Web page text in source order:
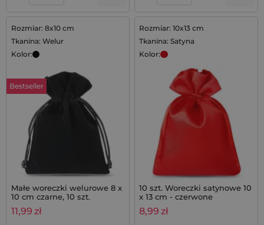
Rozmiar: 8x10 cm
Tkanina: Welur
Kolor:
Bestseller
Małe woreczki welurowe 8 x
10 cm czarne, 10 szt.
11,99 zł
Rozmiar: 10x13 cm
Tkanina: Satyna
Kolor:
10 szt. Woreczki satynowe 10
x 13 cm - czerwone
8,99 zł